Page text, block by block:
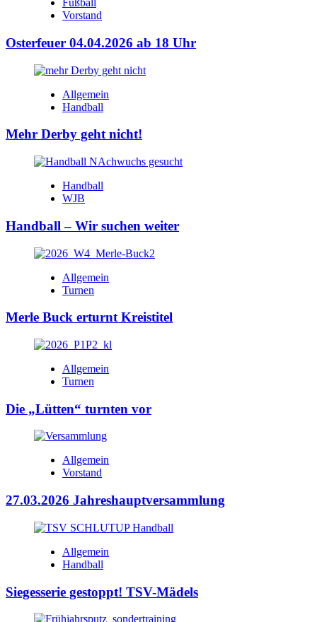
Fußball
Vorstand
Osterfeuer 04.04.2026 ab 18 Uhr
Allgemein
Handball
Mehr Derby geht nicht!
Handball
WJB
Handball – Wir suchen weiter
Allgemein
Turnen
Merle Buck erturnt Kreistitel
Allgemein
Turnen
Die „Lütten“ turnten vor
Allgemein
Vorstand
27.03.2026 Jahreshauptversammlung
Allgemein
Handball
Siegesserie gestoppt! TSV-Mädels